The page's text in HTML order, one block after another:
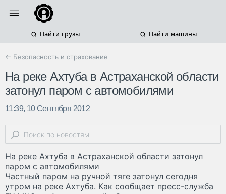
Найти грузы Найти машины
← Безопасность и страхование
На реке Ахтуба в Астраханской области
затонул паром с автомобилями
11:39, 10 Сентября 2012
На реке Ахтуба в Астраханской области затонул
паром с автомобилями
Частный паром на ручной тяге затонул сегодня
утром на реке Ахтуба. Как сообщает пресс-служба